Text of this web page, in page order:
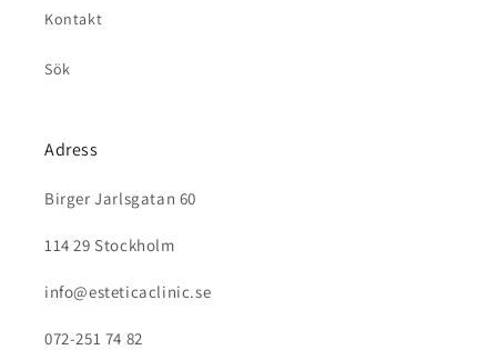
Kontakt
Sök
Adress
Birger Jarlsgatan 60
114 29 Stockholm
info@esteticaclinic.se
072-251 74 82